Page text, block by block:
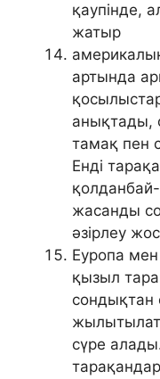
қаупінде,
жатыр
артында
анықтады,
тамақ пен
Енді
жасанды
әзірлеу
Еуропа
қызыл
сүре